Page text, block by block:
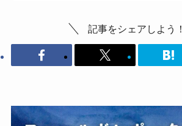
記事をシェアしよう！